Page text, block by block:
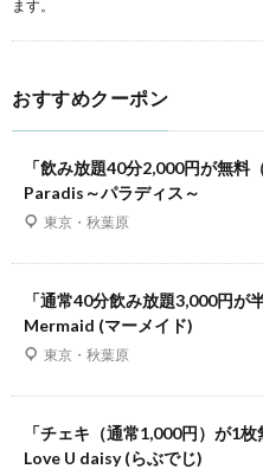
ます。
おすすめクーポン
「飲み放題40分2,000円が無料
Paradis～パラディス～
東京・秋葉原
「通常40分飲み放題3,000円が
Mermaid (マーメイド)
東京・秋葉原
「チェキ（通常1,000円）が1
Love U daisy (らぶでじ)